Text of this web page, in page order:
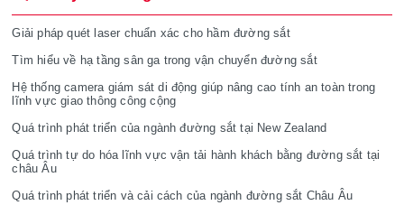
Giải pháp quét laser chuẩn xác cho hầm đường sắt
Tìm hiểu về hạ tầng sân ga trong vận chuyển đường sắt
Hệ thống camera giám sát di động giúp nâng cao tính an toàn trong
lĩnh vực giao thông công cộng
Quá trình phát triển của ngành đường sắt tại New Zealand
Quá trình tự do hóa lĩnh vực vận tải hành khách bằng đường sắt tại
châu Âu
Quá trình phát triển và cải cách của ngành đường sắt Châu Âu